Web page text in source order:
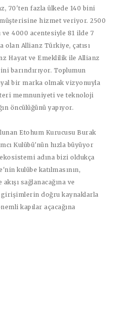
70'ten fazla ülkede 140 bini
müşterisine hizmet veriyor. 2500
ve 4000 acentesiyle 81 ilde 7
Allianz Türkiye, çatısı
Hayat ve Emeklilik ile Allianz
barındırıyor. Toplumun
bir marka olmak vizyonuyla
memnuniyeti ve teknoloji
öncülüğünü yapıyor.
Etohum Kurucusu Burak
Kulübü'nün hızla büyüyor
adına bizi oldukça
kulübe katılmasının,
sağlanacağına ve
doğru kaynaklarla
kapılar açacağına